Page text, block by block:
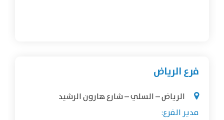
فرع الرياض
الرياض – السلي – شارع هارون الرشيد
مدير الفرع: